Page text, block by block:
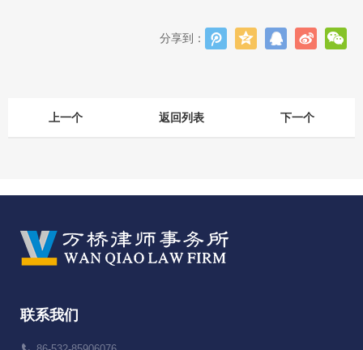
分享到：
上一个 返回列表 下一个
联系我们